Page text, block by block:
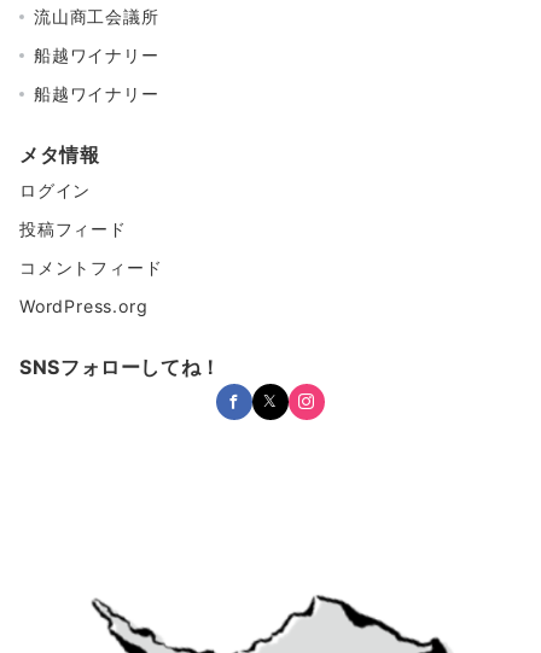
流山商工会議所
船越ワイナリー
船越ワイナリー
メタ情報
ログイン
投稿フィード
コメントフィード
WordPress.org
SNSフォローしてね！